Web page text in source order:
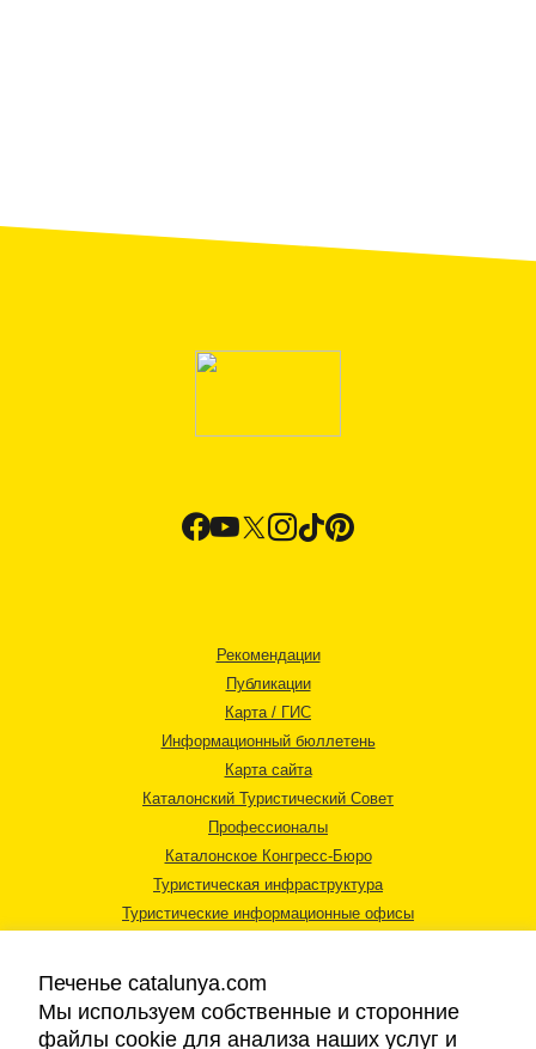
Рекомендации
Публикации
Карта / ГИС
Информационный бюллетень
Карта сайта
Каталонский Туристический Совет
Профессионалы
Каталонское Конгресс-Бюро
Туристическая инфраструктура
Туристические информационные офисы
Печенье catalunya.com
Мы используем собственные и сторонние
файлы cookie для анализа наших услуг и